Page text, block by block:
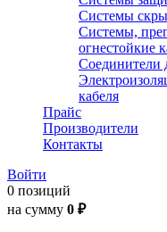
Системы
Системы,
огнестойкие
Соединители
кабеля
Прайс
Производители
Контакты
Войти
0 позиций
на сумму 0 ₽